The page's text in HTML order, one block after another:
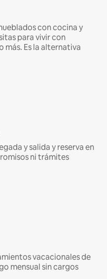
con cocina y
para vivir con
más. Es la alternativa
y salida y reserva en
ni trámites
vacacionales de
mensual sin cargos